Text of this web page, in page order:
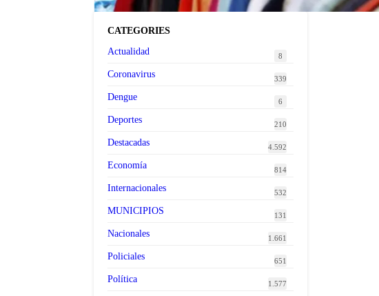
CATEGORIES
Actualidad
8
Coronavirus 339
Dengue 6
Deportes 210
Destacadas 4.592
Economía 814
Internacionales 532
MUNICIPIOS 131
Nacionales 1.661
Policiales 651
Política 1.577